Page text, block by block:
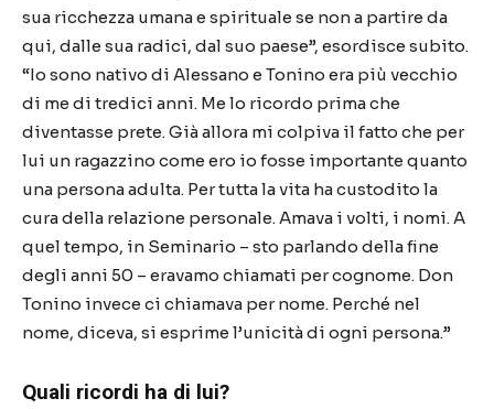
sua ricchezza umana e spirituale se non a partire da
qui, dalle sua radici, dal suo paese”, esordisce subito.
“Io sono nativo di Alessano e Tonino era più vecchio
di me di tredici anni. Me lo ricordo prima che
diventasse prete. Già allora mi colpiva il fatto che per
lui un ragazzino come ero io fosse importante quanto
una persona adulta. Per tutta la vita ha custodito la
cura della relazione personale. Amava i volti, i nomi. A
quel tempo, in Seminario – sto parlando della fine
degli anni 50 – eravamo chiamati per cognome. Don
Tonino invece ci chiamava per nome. Perché nel
nome, diceva, si esprime l’unicità di ogni persona.”
Quali ricordi ha di lui?